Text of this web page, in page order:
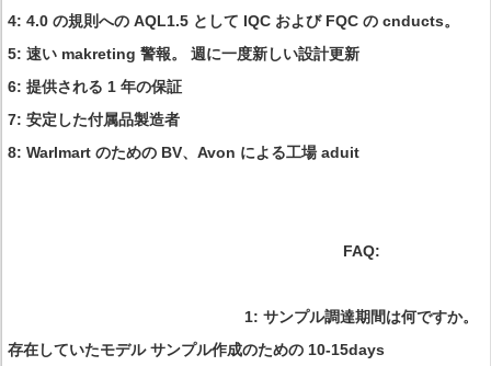
4: 4.0 の規則への AQL1.5 として IQC および FQC の cnducts。
5: 速い makreting 警報。 週に一度新しい設計更新
6: 提供される 1 年の保証
7: 安定した付属品製造者
8: Warlmart のための BV、Avon による工場 aduit
FAQ:
1: サンプル調達期間は何ですか。
存在していたモデル サンプル作成のための 10-15days